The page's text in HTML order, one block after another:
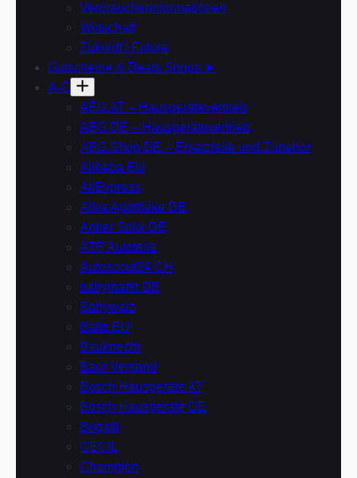
Verbraucherinformationen
Wirtschaft
Zukunft | Future
Gutscheine & Deals Shops ►
A-C
AEG AT – Hausgerätevertrieb
AEG DE – Hausgerätevertrieb
AEG Shop DE – Ersatzteile und Zubehör
Alibaba EU
AliExpress
Aliva Apotheke DE
Anker Solix DE
ATP Autoteile
Autoscout24 CH
babymarkt DE
Babywalz
Baltz EU
Bauknecht
Baur Versand
Bosch Hausgeräte AT
Bosch Hausgeräte DE
Bugatti
CECIL
Champion